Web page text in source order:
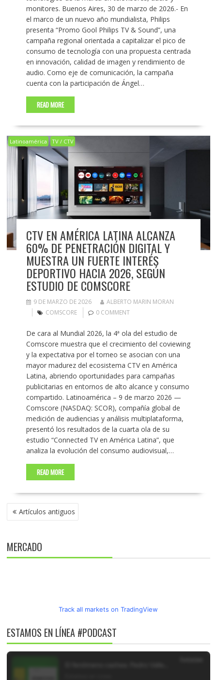
monitores. Buenos Aires, 30 de marzo de 2026.- En
el marco de un nuevo año mundialista, Philips
presenta “Promo Gool Philips TV & Sound”, una
campaña regional orientada a capitalizar el pico de
consumo de tecnología con una propuesta centrada
en innovación, calidad de imagen y rendimiento de
audio. Como eje de comunicación, la campaña
cuenta con la participación de Ángel…
READ MORE
Latinoamérica TV / CTV
CTV EN AMÉRICA LATINA ALCANZA
60% DE PENETRACIÓN DIGITAL Y
MUESTRA UN FUERTE INTERÉS
DEPORTIVO HACIA 2026, SEGÚN
ESTUDIO DE COMSCORE
9 DE MARZO DE 2026
ALBERTO MARIN MORAN
COMSCORE
0 COMMENT
De cara al Mundial 2026, la 4ª ola del estudio de
Comscore muestra que el crecimiento del coviewing
y la expectativa por el torneo se asocian con una
mayor madurez del ecosistema CTV en América
Latina, abriendo oportunidades para campañas
publicitarias en entornos de alto alcance y consumo
compartido. Latinoamérica – 9 de marzo 2026 —
Comscore (NASDAQ: SCOR), compañía global de
medición de audiencias y análisis multiplataforma,
presentó los resultados de la cuarta ola de su
estudio “Connected TV en América Latina”, que
analiza la evolución del consumo audiovisual,…
READ MORE
NAVEGACIÓN
DE Artículos antiguos
MERCADO
Track all markets on TradingView
ESTAMOS EN LÍNEA #PODCAST